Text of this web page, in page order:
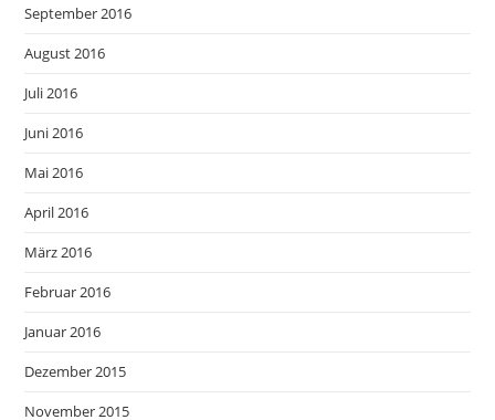
September 2016
August 2016
Juli 2016
Juni 2016
Mai 2016
April 2016
März 2016
Februar 2016
Januar 2016
Dezember 2015
November 2015